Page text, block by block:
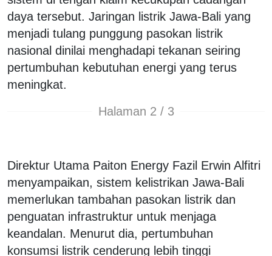
daya tersebut. Jaringan listrik Jawa-Bali yang
menjadi tulang punggung pasokan listrik
nasional dinilai menghadapi tekanan seiring
pertumbuhan kebutuhan energi yang terus
meningkat.
Halaman 2 / 3
Direktur Utama Paiton Energy Fazil Erwin Alfitri
menyampaikan, sistem kelistrikan Jawa-Bali
memerlukan tambahan pasokan listrik dan
penguatan infrastruktur untuk menjaga
keandalan. Menurut dia, pertumbuhan
konsumsi listrik cenderung lebih tinggi